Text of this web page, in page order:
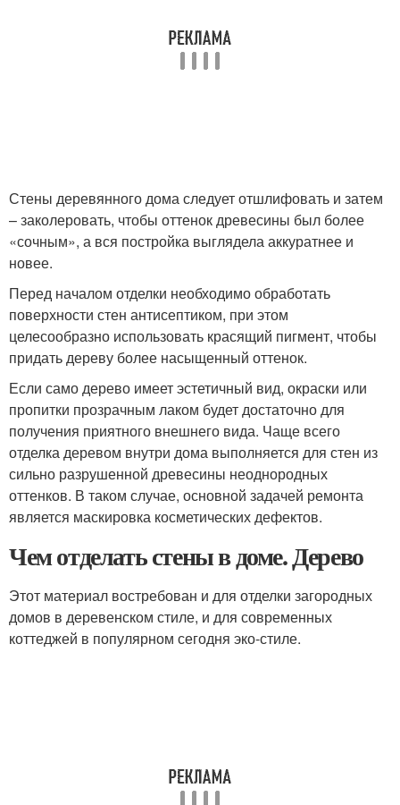
Стены деревянного дома следует отшлифовать и затем
– заколеровать, чтобы оттенок древесины был более
«сочным», а вся постройка выглядела аккуратнее и
новее.
Перед началом отделки необходимо обработать
поверхности стен антисептиком, при этом
целесообразно использовать красящий пигмент, чтобы
придать дереву более насыщенный оттенок.
Если само дерево имеет эстетичный вид, окраски или
пропитки прозрачным лаком будет достаточно для
получения приятного внешнего вида. Чаще всего
отделка деревом внутри дома выполняется для стен из
сильно разрушенной древесины неоднородных
оттенков. В таком случае, основной задачей ремонта
является маскировка косметических дефектов.
Чем отделать стены в доме. Дерево
Этот материал востребован и для отделки загородных
домов в деревенском стиле, и для современных
коттеджей в популярном сегодня эко-стиле.